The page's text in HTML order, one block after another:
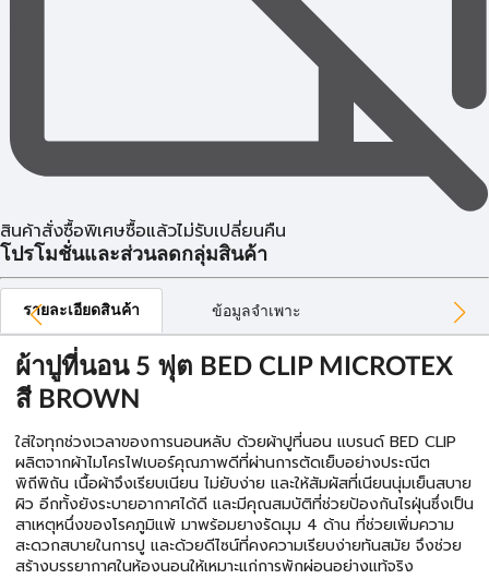
สินค้าสั่งซื้อพิเศษซื้อแล้วไม่รับเปลี่ยนคืน
โปรโมชั่นและส่วนลดกลุ่มสินค้า
รายละเอียดสินค้า ข้อมูลจำเพาะ
ผ้าปูที่นอน 5 ฟุต BED CLIP MICROTEX
สี BROWN
ใส่ใจทุกช่วงเวลาของการนอนหลับ ด้วยผ้าปูที่นอน แบรนด์ BED CLIP
ผลิตจากผ้าไมโครไฟเบอร์คุณภาพดีที่ผ่านการตัดเย็บอย่างประณีต
พิถีพิถัน เนื้อผ้าจึงเรียบเนียน ไม่ยับง่าย และให้สัมผัสที่เนียนนุ่มเย็นสบาย
ผิว อีกทั้งยังระบายอากาศได้ดี และมีคุณสมบัติที่ช่วยป้องกันไรฝุ่นซึ่งเป็น
สาเหตุหนึ่งของโรคภูมิแพ้ มาพร้อมยางรัดมุม 4 ด้าน ที่ช่วยเพิ่มความ
สะดวกสบายในการปู และด้วยดีไซน์ที่คงความเรียบง่ายทันสมัย จึงช่วย
สร้างบรรยากาศในห้องนอนให้เหมาะแก่การพักผ่อนอย่างแท้จริง